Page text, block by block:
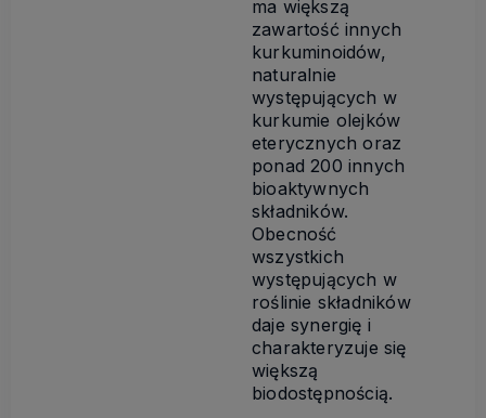
ma większą
zawartość innych
kurkuminoidów,
naturalnie
występujących w
kurkumie olejków
eterycznych oraz
ponad 200 innych
bioaktywnych
składników.
Obecność
wszystkich
występujących w
roślinie składników
daje synergię i
charakteryzuje się
większą
biodostępnością.